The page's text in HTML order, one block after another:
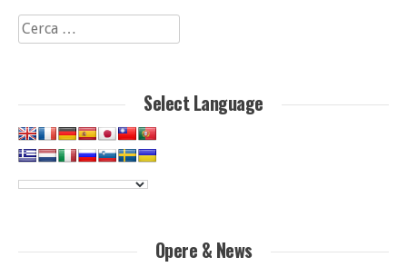
Ricerca
per:
Select Language
Opere & News